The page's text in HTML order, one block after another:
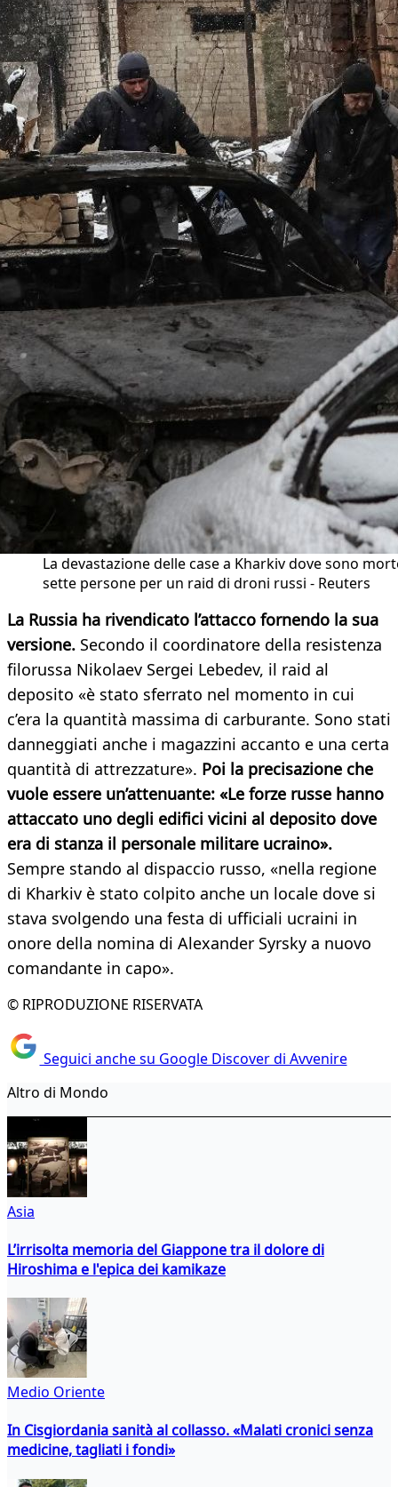
La devastazione delle case a Kharkiv dove sono
sette persone per un raid di droni russi - Reuters
La Russia ha rivendicato l’attacco fornendo la sua
versione. Secondo il coordinatore della resistenza
filorussa Nikolaev Sergei Lebedev, il raid al
deposito «è stato sferrato nel momento in cui
c’era la quantità massima di carburante. Sono stati
danneggiati anche i magazzini accanto e una certa
quantità di attrezzature». Poi la precisazione che
vuole essere un’attenuante: «Le forze russe hanno
attaccato uno degli edifici vicini al deposito dove
era di stanza il personale militare ucraino».
Sempre stando al dispaccio russo, «nella regione
di Kharkiv è stato colpito anche un locale dove si
stava svolgendo una festa di ufficiali ucraini in
onore della nomina di Alexander Syrsky a nuovo
comandante in capo».
© RIPRODUZIONE RISERVATA
Seguici anche su Google Discover di Avvenire
Altro di Mondo
Asia
L’irrisolta memoria del Giappone tra il dolore di
Hiroshima e l'epica dei kamikaze
Medio Oriente
In Cisgiordania sanità al collasso. «Malati cronici senza
medicine, tagliati i fondi»